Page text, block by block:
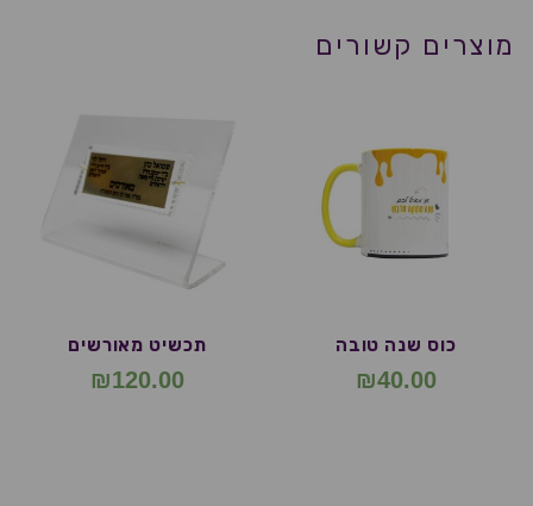
מוצרים קשורים
כוס שנה טובה
₪40.00
תכשיט מאורשים
₪120.00